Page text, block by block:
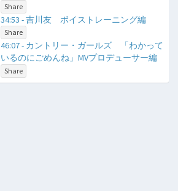
Share
34:53 - 吉川友 ボイストレーニング編
Share
46:07 - カントリー・ガールズ 「わかって
いるのにごめんね」MVプロデューサー編
Share